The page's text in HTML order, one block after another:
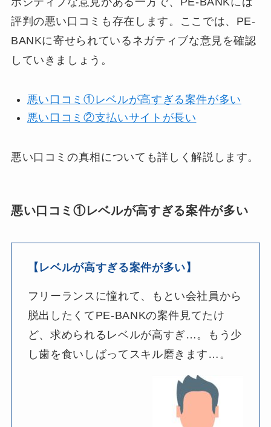
評判の悪い口コミも存在します。ここでは、PE-
BANKに寄せられているネガティブな意見を確認
していきましょう。
悪い口コミ①レベルが高すぎる案件が多い
悪い口コミ②支払いサイトが長い
悪い口コミの真相についても詳しく解説します。
悪い口コミ①レベルが高すぎる案件が多い
【レベルが高すぎる案件が多い】
フリーランスに憧れて、もとい会社員から
脱出したくてPE-BANKの案件見てたけ
ど、求められるレベルが高すぎ…。もう少
し歯を食いしばってスキル磨きます…。